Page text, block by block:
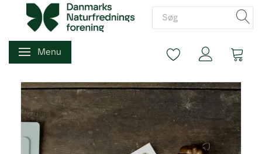
Skifte navigation
Menu